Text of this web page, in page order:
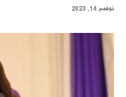
نوفمبر 14, 2023